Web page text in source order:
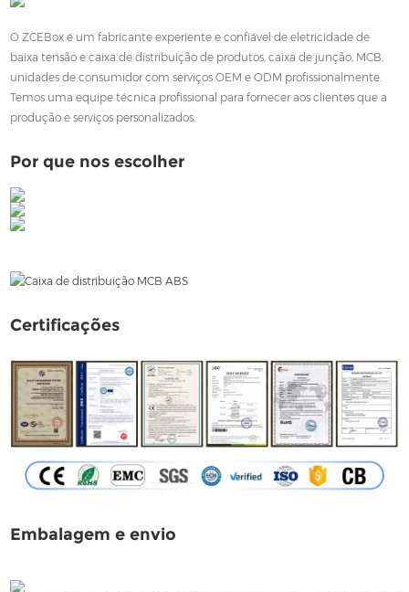
O ZCEBox é um fabricante experiente e confiável de eletricidade de
baixa tensão e caixa de distribuição de produtos, caixa de junção, MCB,
unidades de consumidor com serviços OEM e ODM profissionalmente.
Temos uma equipe técnica profissional para fornecer aos clientes que a
produção e serviços personalizados.
Por que nos escolher
Certificações
Embalagem e envio